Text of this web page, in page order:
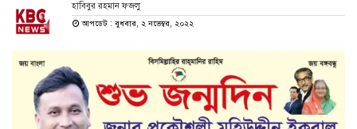
হাবিবুর রহমান ফজলু
আপডেট : বুধবার, ২ নভেম্বর, ২০২২